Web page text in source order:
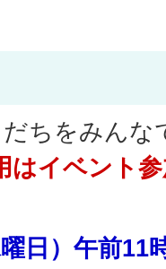
ちをみんな
はイベント
日）午前11